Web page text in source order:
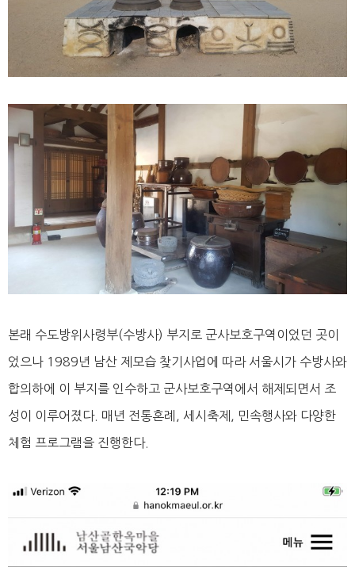
본래 수도방위사령부(수방사) 부지로 군사보호구역이었던 곳이
었으나 1989년 남산 제모습 찾기사업에 따라 서울시가 수방사와
합의하에 이 부지를 인수하고 군사보호구역에서 해제되면서 조
성이 이루어졌다. 매년 전통혼례, 세시축제, 민속행사와 다양한
체험 프로그램을 진행한다.